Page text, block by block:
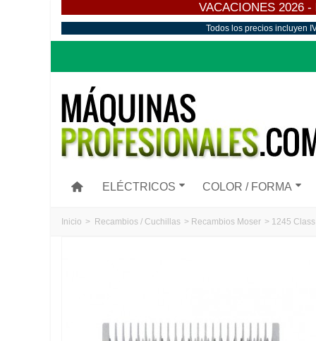
VACACIONES 2026
Todos los precios incluyen
ELÉCTRICOS COLOR / FORMA
Inicio > Recambios / Cuchillas > Recambios Moser > 1245